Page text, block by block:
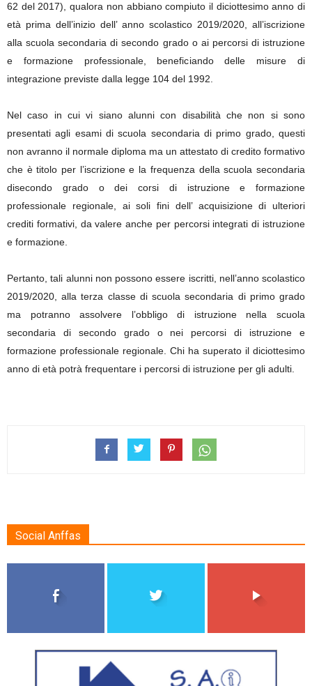
62 del 2017), qualora non abbiano compiuto il diciottesimo anno di
età prima dell’inizio dell’ anno scolastico 2019/2020, all’iscrizione
alla scuola secondaria di secondo grado o ai percorsi di istruzione
e formazione professionale, beneficiando delle misure di
integrazione previste dalla legge 104 del 1992.
Nel caso in cui vi siano alunni con disabilità che non si sono
presentati agli esami di scuola secondaria di primo grado, questi
non avranno il normale diploma ma un attestato di credito formativo
che è titolo per l’iscrizione e la frequenza della scuola secondaria
disecondo grado o dei corsi di istruzione e formazione
professionale regionale, ai soli fini dell’ acquisizione di ulteriori
crediti formativi, da valere anche per percorsi integrati di istruzione
e formazione.
Pertanto, tali alunni non possono essere iscritti, nell’anno scolastico
2019/2020, alla terza classe di scuola secondaria di primo grado
ma potranno assolvere l’obbligo di istruzione nella scuola
secondaria di secondo grado o nei percorsi di istruzione e
formazione professionale regionale. Chi ha superato il diciottesimo
anno di età potrà frequentare i percorsi di istruzione per gli adulti.
Social Anffas